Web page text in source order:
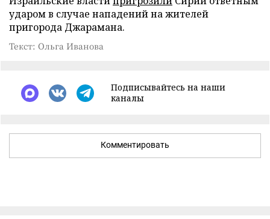
ударом в случае нападений на жителей
пригорода Джарамана.
Текст: Ольга Иванова
Подписывайтесь на наши
каналы
Комментировать